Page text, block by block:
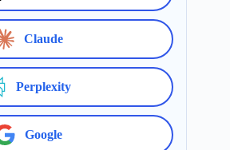
Claude
Perplexity
Google